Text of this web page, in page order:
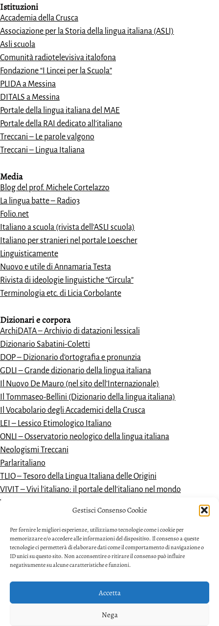
Gestisci Consenso Cookie
Per fornire le migliori esperienze, utilizziamo tecnologie come i cookie per
memorizzare e/o accedere alle informazioni del dispositivo. Il consenso a queste
tecnologie ci permetterà di elaborare dati come il comportamento di navigazione o
ID unici su questo sito. Non acconsentire o ritirare il consenso può influire
negativamente su alcune caratteristiche e funzioni.
Accetta
Nega
Istituzioni
Accademia della Crusca
Associazione per la Storia della lingua italiana (ASLI)
Asli scuola
Comunità radiotelevisiva italofona
Fondazione “I Lincei per la Scuola”
PLIDA a Messina
DITALS a Messina
Portale della lingua italiana del MAE
Portale della RAI dedicato all’italiano
Treccani – Le parole valgono
Treccani – Lingua Italiana
Media
Blog del prof. Michele Cortelazzo
La lingua batte – Radio3
Folio.net
Italiano a scuola (rivista dell’ASLI scuola)
Italiano per stranieri nel portale Loescher
Linguisticamente
Nuovo e utile di Annamaria Testa
Rivista di ideologie linguistiche “Circula”
Terminologia etc. di Licia Corbolante
Dizionari ecorpora
ArchiDATA – Archivio di datazioni lessicali
Dizionario Sabatini-Coletti
DOP – Dizionario d’ortografia e pronunzia
GDLI – Grande dizionario della lingua italiana
Il Nuovo De Mauro (nel sito dell’Internazionale)
Il Tommaseo-Bellini (Dizionario della lingua italiana)
Il Vocabolario degli Accademici della Crusca
LEI – Lessico Etimologico Italiano
ONLI – Osservatorio neologico della lingua italiana
Neologismi Treccani
Parlaritaliano
TLIO – Tesoro della Lingua Italiana delle Origini
VIVIT – Vivi l’italiano: il portale dell’italiano nel mondo
Vocabolario dantesco
VoDIM – Vocabolario dell’italiano moderno